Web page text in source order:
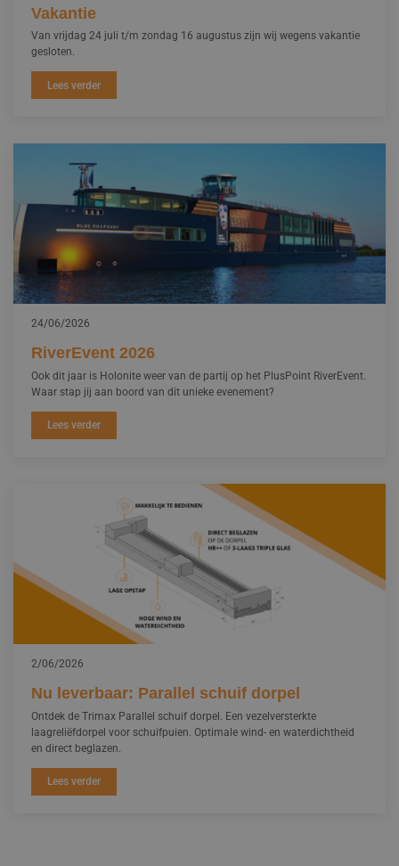
Vakantie
Van vrijdag 24 juli t/m zondag 16 augustus zijn wij wegens vakantie
gesloten.
Lees verder
24/06/2026
RiverEvent 2026
Ook dit jaar is Holonite weer van de partij op het PlusPoint RiverEvent.
Waar stap jij aan boord van dit unieke evenement?
Lees verder
2/06/2026
Nu leverbaar: Parallel schuif dorpel
Ontdek de Trimax Parallel schuif dorpel. Een vezelversterkte
laagreliëfdorpel voor schuifpuien. Optimale wind- en waterdichtheid
en direct beglazen.
Lees verder